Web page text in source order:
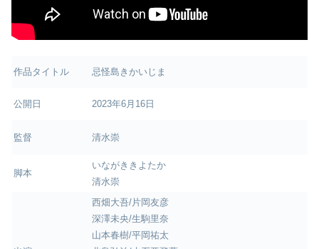
作品タイトル 忌怪島きかいじま
公開日 2023年6月16日
監督 清水崇
脚本
いながききよたか
清水崇
西畑大吾/片岡友彦
深澤未央/生駒里奈
山本春樹/平岡祐太